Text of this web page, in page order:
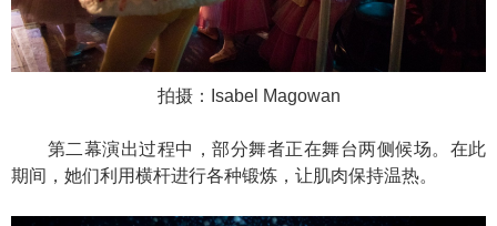
拍摄：Isabel Magowan
第二幕演出过程中，部分舞者正在舞台两侧候场。在此
期间，她们利用横杆进行各种锻炼，让肌肉保持温热。